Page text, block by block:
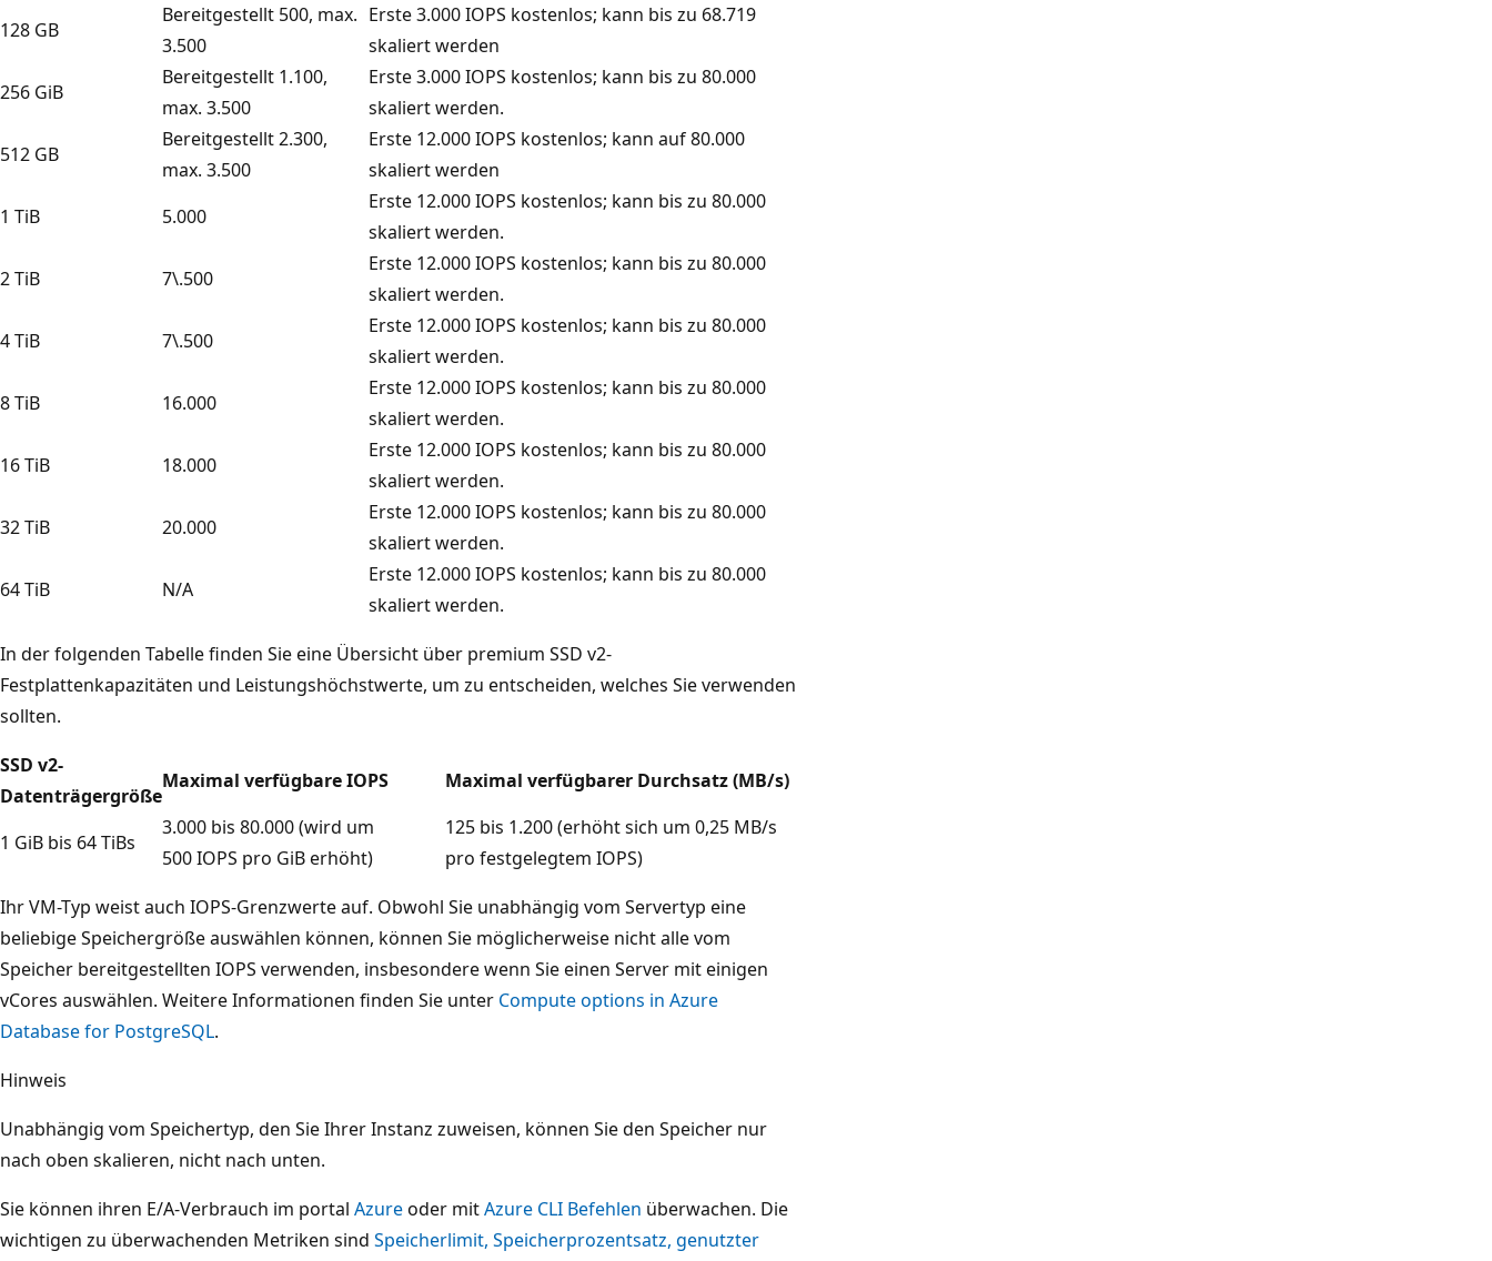
128 GB
Bereitgestellt 500, max.
3.500
Erste 3.000 IOPS kostenlos; kann bis zu 68.719
skaliert werden
256 GiB
Bereitgestellt 1.100,
max. 3.500
Erste 3.000 IOPS kostenlos; kann bis zu 80.000
skaliert werden.
512 GB
Bereitgestellt 2.300,
max. 3.500
Erste 12.000 IOPS kostenlos; kann auf 80.000
skaliert werden
1 TiB
5.000
Erste 12.000 IOPS kostenlos; kann bis zu 80.000
skaliert werden.
2 TiB
7\.500
Erste 12.000 IOPS kostenlos; kann bis zu 80.000
skaliert werden.
4 TiB
7\.500
Erste 12.000 IOPS kostenlos; kann bis zu 80.000
skaliert werden.
8 TiB
16.000
Erste 12.000 IOPS kostenlos; kann bis zu 80.000
skaliert werden.
16 TiB
18.000
Erste 12.000 IOPS kostenlos; kann bis zu 80.000
skaliert werden.
32 TiB
20.000
Erste 12.000 IOPS kostenlos; kann bis zu 80.000
skaliert werden.
64 TiB
N/A
Erste 12.000 IOPS kostenlos; kann bis zu 80.000
skaliert werden.
In der folgenden Tabelle finden Sie eine Übersicht über premium SSD v2-
Festplattenkapazitäten und Leistungshöchstwerte, um zu entscheiden, welches Sie verwenden
sollten.
SSD v2-
Datenträgergröße
Maximal verfügbare IOPS Maximal verfügbarer Durchsatz (MB/s)
1 GiB bis 64 TiBs
3.000 bis 80.000 (wird um
500 IOPS pro GiB erhöht)
125 bis 1.200 (erhöht sich um 0,25 MB/s
pro festgelegtem IOPS)
Ihr VM-Typ weist auch IOPS-Grenzwerte auf. Obwohl Sie unabhängig vom Servertyp eine
beliebige Speichergröße auswählen können, können Sie möglicherweise nicht alle vom
Speicher bereitgestellten IOPS verwenden, insbesondere wenn Sie einen Server mit einigen
vCores auswählen. Weitere Informationen finden Sie unter Compute options in Azure
Database for PostgreSQL.
Hinweis
Unabhängig vom Speichertyp, den Sie Ihrer Instanz zuweisen, können Sie den Speicher nur
nach oben skalieren, nicht nach unten.
Sie können ihren E/A-Verbrauch im portal Azureoder mitAzure CLI Befehlen überwachen. Die
wichtigen zu überwachenden Metriken sind Speicherlimit, Speicherprozentsatz, genutzter